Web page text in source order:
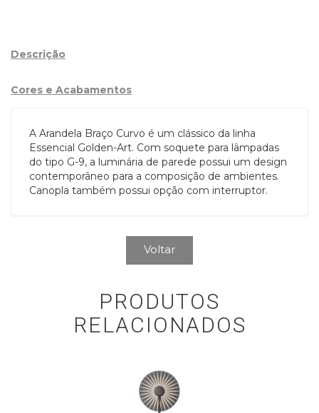
Descrição
Cores e Acabamentos
A Arandela Braço Curvo é um clássico da linha
Essencial Golden-Art. Com soquete para lâmpadas
do tipo G-9, a luminária de parede possui um design
contemporâneo para a composição de ambientes.
Canopla também possui opção com interruptor.
Voltar
PRODUTOS
RELACIONADOS